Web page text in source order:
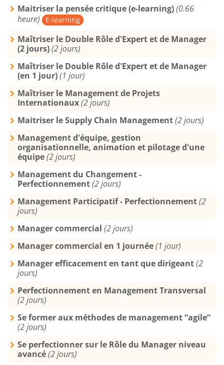
Maitriser la pensée critique (e-learning)(0.66
heure)
E-learning
Maîtriser le Double Rôle d'Expert et de Manager
(2 jours)(2 jours)
Maîtriser le Double Rôle d'Expert et de Manager
(en 1 jour)(1 jour)
Maîtriser le Management de Projets
Internationaux(2 jours)
Maitriser le Supply Chain Management(2 jours)
Management d'équipe, gestion
organisationnelle, animation et pilotage d'une
équipe(2 jours)
Management du Changement -
Perfectionnement(2 jours)
Management Participatif - Perfectionnement(2
jours)
Manager commercial (2 jours)
Manager commercial en 1 journée(1 jour)
Manager efficacement en tant que dirigeant(2
jours)
Perfectionnement en Management Transversal
(2 jours)
Se former aux méthodes de management “agile”
(2 jours)
Se perfectionner sur le Rôle du Manager niveau
avancé(2 jours)